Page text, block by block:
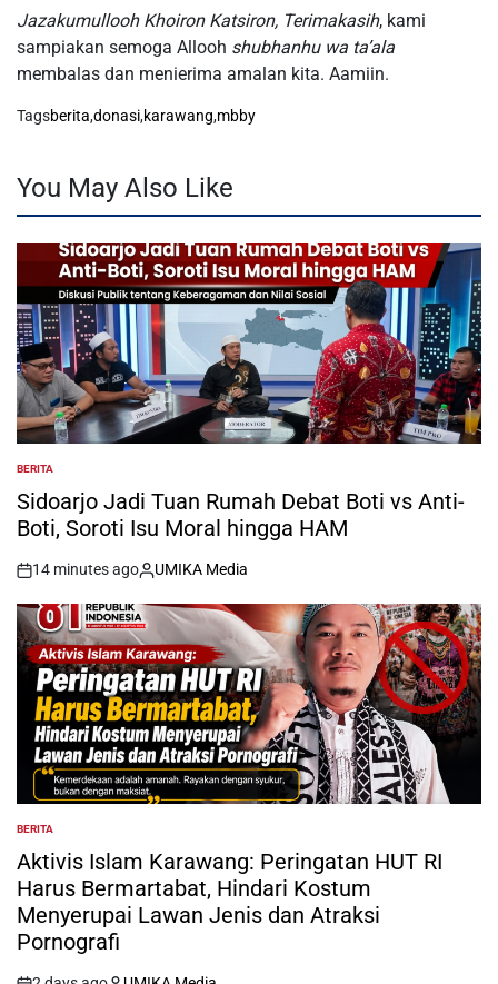
Jazakumullooh Khoiron Katsiron, Terimakasih, kami
sampiakan semoga Allooh shubhanhu wa ta’ala
membalas dan menierima amalan kita. Aamiin.
Tagsberita,donasi,karawang,mbby
You May Also Like
POSTED
IN
BERITA
Sidoarjo Jadi Tuan Rumah Debat Boti vs Anti-
Boti, Soroti Isu Moral hingga HAM
on
14 minutes ago
Posted
by
UMIKA Media
POSTED
IN
BERITA
Aktivis Islam Karawang: Peringatan HUT RI
Harus Bermartabat, Hindari Kostum
Menyerupai Lawan Jenis dan Atraksi
Pornografi